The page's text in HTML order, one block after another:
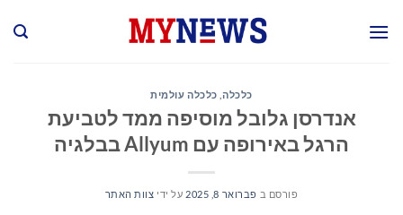
כלכלה, כלכלה עולמית
אנדרסן גלובל מוסיפה ממד לטביעת
הרגל באירופה עם Allyum בבלגיה
פורסם ב פברואר 8, 2025 על ידי צוות האתר